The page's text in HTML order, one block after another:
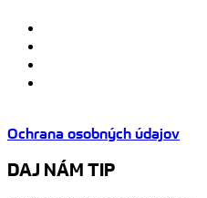
Ochrana osobných údajov
DAJ NÁM TIP